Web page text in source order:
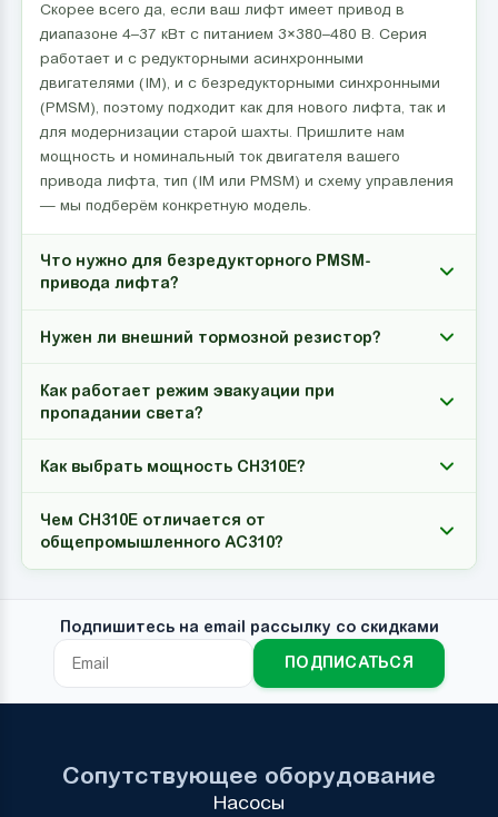
Скорее всего да, если ваш лифт имеет привод в
диапазоне 4–37 кВт с питанием 3×380–480 В. Серия
работает и с редукторными асинхронными
двигателями (IM), и с безредукторными синхронными
(PMSM), поэтому подходит как для нового лифта, так и
для модернизации старой шахты. Пришлите нам
мощность и номинальный ток двигателя вашего
привода лифта, тип (IM или PMSM) и схему управления
— мы подберём конкретную модель.
Что нужно для безредукторного PMSM-
привода лифта?
Нужен ли внешний тормозной резистор?
Как работает режим эвакуации при
пропадании света?
Как выбрать мощность CH310E?
Чем CH310E отличается от
общепромышленного AC310?
Подпишитесь на email рассылку со скидками
ПОДПИСАТЬСЯ
Сопутствующее оборудование
Насосы